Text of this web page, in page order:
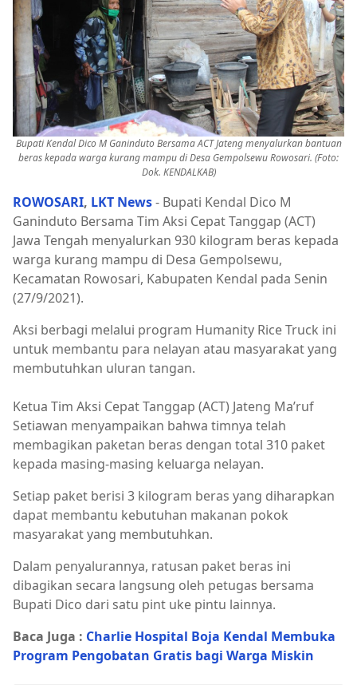
Bupati Kendal Dico M Ganinduto Bersama ACT Jateng menyalurkan bantuan
beras kepada warga kurang mampu di Desa Gempolsewu Rowosari. (Foto:
Dok. KENDALKAB)
ROWOSARI, LKT News- Bupati Kendal Dico M
Ganinduto Bersama Tim Aksi Cepat Tanggap (ACT)
Jawa Tengah menyalurkan 930 kilogram beras kepada
warga kurang mampu di Desa Gempolsewu,
Kecamatan Rowosari, Kabupaten Kendal pada Senin
(27/9/2021).
Aksi berbagi melalui program Humanity Rice Truck ini
untuk membantu para nelayan atau masyarakat yang
membutuhkan uluran tangan.
Ketua Tim Aksi Cepat Tanggap (ACT) Jateng Ma’ruf
Setiawan menyampaikan bahwa timnya telah
membagikan paketan beras dengan total 310 paket
kepada masing-masing keluarga nelayan.
Setiap paket berisi 3 kilogram beras yang diharapkan
dapat membantu kebutuhan makanan pokok
masyarakat yang membutuhkan.
Dalam penyalurannya, ratusan paket beras ini
dibagikan secara langsung oleh petugas bersama
Bupati Dico dari satu pint uke pintu lainnya.
Baca Juga : Charlie Hospital Boja Kendal Membuka
Program Pengobatan Gratis bagi Warga Miskin